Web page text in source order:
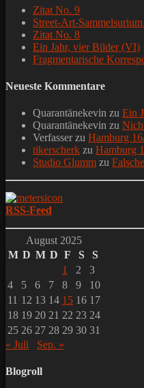
Zitat No. 9
Street-Art-
Zitat No. 8
Ein Jahr, vier Bilder (VI)
Fragmentarische
Neueste Kommentare
Quarantänekevin zu Ein
Quarantänekevin zu
Verfasserzu Hamburg
tikerscherk zu Hamburg
Studio Glumm zu
RSS-Feed
August 2025
M D M D F S
S
1
2
3
4
5 6 7 8 9
10
11 12 13 14 15 16 17
18 19 20 21 22 23 24
25 26 27 28 29 30 31
« Juli
Sep. »
Blogroll